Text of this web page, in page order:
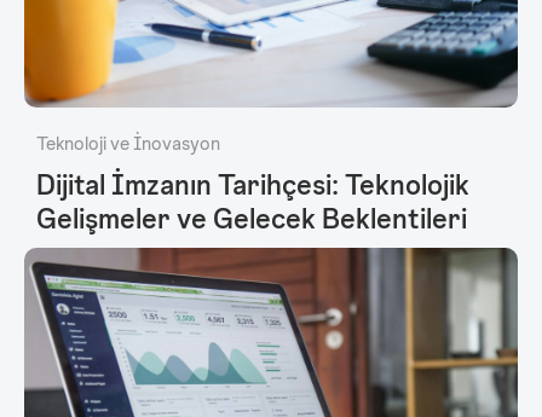
Teknoloji ve İnovasyon
Dijital İmzanın Tarihçesi: Teknolojik
Gelişmeler ve Gelecek Beklentileri